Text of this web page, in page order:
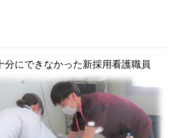
にできなかった新採用看護職員